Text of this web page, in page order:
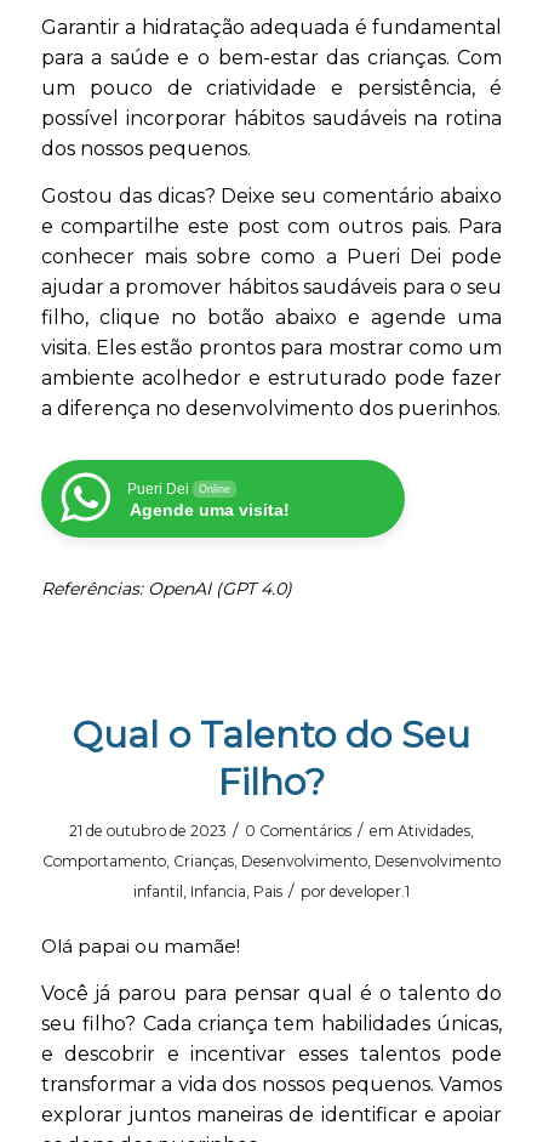
Garantir a hidratação adequada é fundamental
para a saúde e o bem-estar das crianças. Com
um pouco de criatividade e persistência, é
possível incorporar hábitos saudáveis na rotina
dos nossos pequenos.
Gostou das dicas? Deixe seu comentário abaixo
e compartilhe este post com outros pais. Para
conhecer mais sobre como a Pueri Dei pode
ajudar a promover hábitos saudáveis para o seu
filho, clique no botão abaixo e agende uma
visita. Eles estão prontos para mostrar como um
ambiente acolhedor e estruturado pode fazer
a diferença no desenvolvimento dos puerinhos.
Pueri Dei Online
Agende uma visita!
Referências: OpenAI (GPT 4.0)
Qual o Talento do Seu
Filho?
21 de outubro de 2023 / 0 Comentários / em Atividades,
Comportamento, Crianças, Desenvolvimento, Desenvolvimento
infantil
Infancia Pais / por developer.1
Olá papai ou mamãe!
Você já parou para pensar qual é o talento do
seu filho? Cada criança tem habilidades únicas,
e descobrir e incentivar esses talentos pode
transformar a vida dos nossos pequenos. Vamos
explorar juntos maneiras de identificar e apoiar